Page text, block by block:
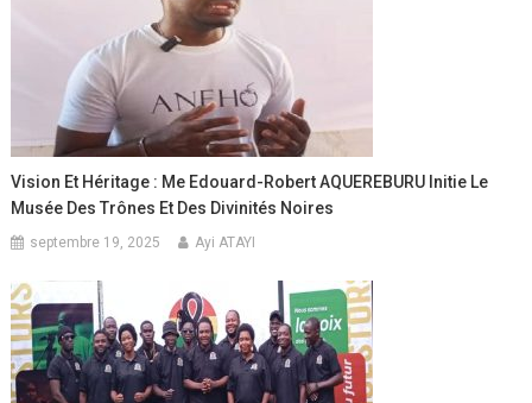
Vision Et Héritage : Me Edouard-Robert AQUEREBURU Initie Le
Musée Des Trônes Et Des Divinités Noires
septembre 19, 2025 Ayi ATAYI